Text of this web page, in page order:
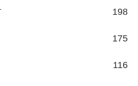
198
175
116